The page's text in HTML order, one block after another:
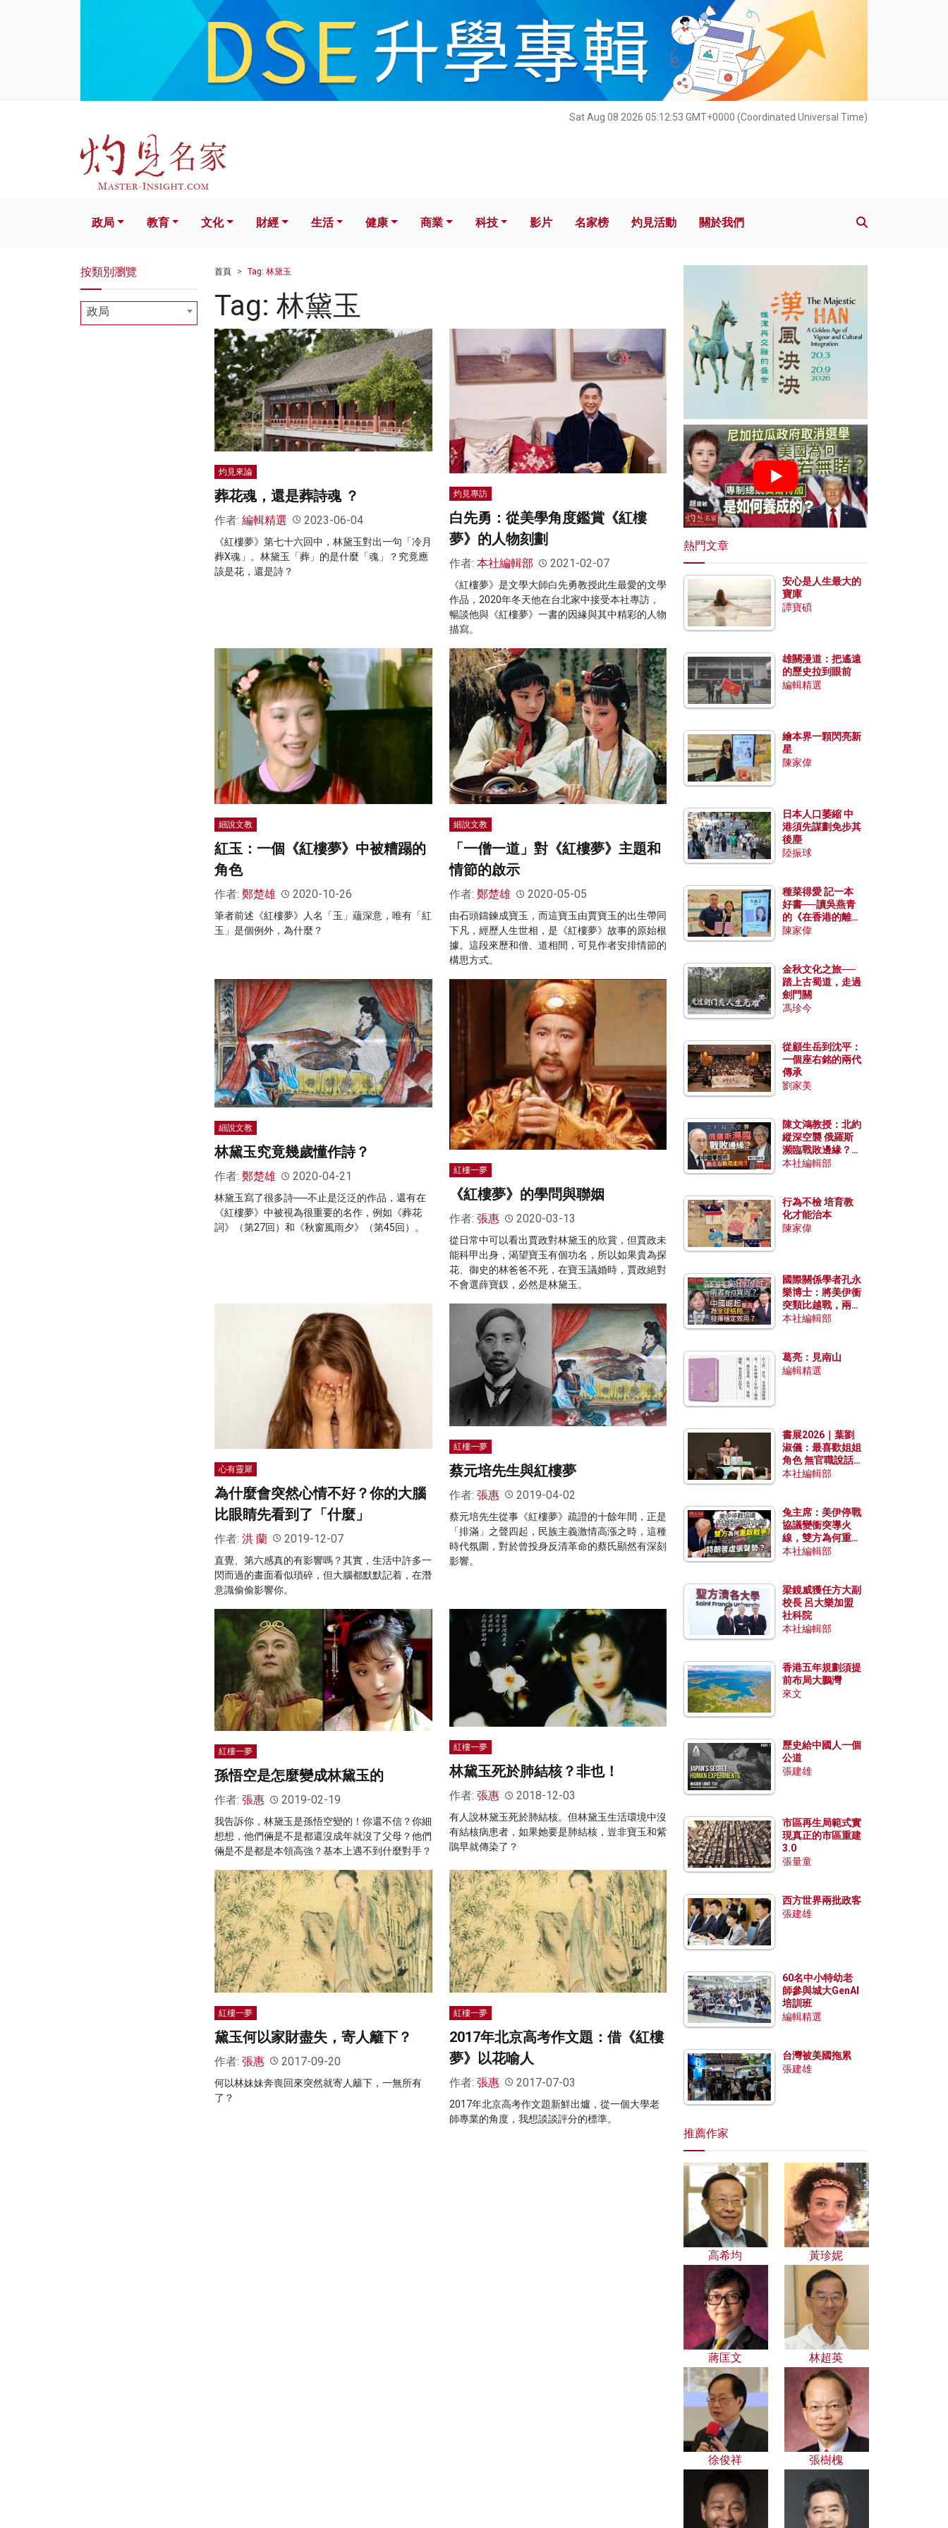
Sat Aug 08 2026 05:12:54 GMT+0000 (Coordinated Universal Time)
文化 財經 生活 健康 科技 影片 名家榜 灼見活動 關於我們
政局 教育 文化 財經 生活 健康 商業 科技 影片 名家榜 灼見活動 關於我們
首頁 Tag: 林黛玉
Tag: 林黛玉
灼見來論
葬花魂，還是葬詩魂 ？
作者: 編輯精選 2023-06-04
《紅樓夢》第七十六回中，林黛玉對出一句「冷月
葬X魂」。林黛玉「葬」的是什麼「魂」？究竟應
該是花，還是詩？
灼見專訪
白先勇：從美學角度鑑賞《紅樓
夢》的人物刻劃
作者: 本社編輯部 2021-02-07
《紅樓夢》是文學大師白先勇教授此生最愛的文學
作品，2020年冬天他在台北家中接受本社專訪，
暢談他與《紅樓夢》一書的因緣與其中精彩的人物
描寫。
細說文教
紅玉：一個《紅樓夢》中被糟蹋的
角色
作者: 鄭楚雄 2020-10-26
筆者前述《紅樓夢》人名「玉」蘊深意，唯有「紅
玉」是個例外，為什麼？
細說文教
「一僧一道」對《紅樓夢》主題和
情節的啟示
作者: 鄭楚雄 2020-05-05
由石頭鑄鍊成寶玉，而這寶玉由賈寶玉的出生帶同
下凡，經歷人生世相，是《紅樓夢》故事的原始根
據。這段來歷和僧、道相間，可見作者安排情節的
構思方式。
細說文教
林黛玉究竟幾歲懂作詩？
作者: 鄭楚雄 2020-04-21
林黛玉寫了很多詩──不止是泛泛的作品，還有在
《紅樓夢》中被視為很重要的名作，例如《葬花
詞》（第27回）和《秋窗風雨夕》（第45回）。
紅樓一夢
《紅樓夢》的學問與聯姻
作者: 張惠 2020-03-13
從日常中可以看出賈政對林黛玉的欣賞，但賈政未
能科甲出身，渴望寶玉有個功名，所以如果貴為探
花、御史的林爸爸不死，在寶玉議婚時，賈政絕對
不會選薛寶釵，必然是林黛玉。
心有靈犀
為什麼會突然心情不好？你的大腦
比眼睛先看到了「什麼」
作者: 洪 蘭 2019-12-07
直覺、第六感真的有影響嗎？其實，生活中許多一
閃而過的畫面看似瑣碎，但大腦都默默記着，在潛
意識偷偷影響你。
紅樓一夢
蔡元培先生與紅樓夢
作者: 張惠 2019-04-02
蔡元培先生從事《紅樓夢》疏證的十餘年間，正是
「排滿」之聲四起，民族主義激情高漲之時，這種
時代氛圍，對於曾投身反清革命的蔡氏顯然有深刻
影響。
紅樓一夢
孫悟空是怎麼變成林黛玉的
作者: 張惠 2019-02-19
我告訴你，林黛玉是孫悟空變的！你還不信？你細
想想，他們倆是不是都還沒成年就沒了父母？他們
倆是不是都是本領高強？基本上遇不到什麼對手？
紅樓一夢
林黛玉死於肺結核？非也！
作者: 張惠 2018-12-03
有人說林黛玉死於肺結核。但林黛玉生活環境中沒
有結核病患者，如果她要是肺結核，豈非寶玉和紫
鵑早就傳染了？
紅樓一夢
黛玉何以家財盡失，寄人籬下？
作者: 張惠 2017-09-20
何以林妹妹奔喪回來突然就寄人籬下，一無所有
了？
紅樓一夢
2017年北京高考作文題：借《紅樓
夢》以花喻人
作者: 張惠 2017-07-03
2017年北京高考作文題新鮮出爐，從一個大學老
師專業的角度，我想談談評分的標準。
按類別瀏覽
政局
熱門文章
安心是人生最大的
寶庫
譚寶碩
雄關漫道：把遙遠
的歷史拉到眼前
編輯精選
繪本界一顆閃亮新
星
陳家偉
日本人口萎縮 中
港須先謀劃免步其
後塵
陸振球
種菜得愛 記一本
好書──讀吳燕青
的《在香港的離島
種菜》
陳家偉
金秋文化之旅──
踏上古蜀道，走過
劍門關
馮珍今
從顧生岳到沈平：
一個座右銘的兩代
傳承
劉家美
陳文鴻教授：北約
縱深空襲 俄羅斯
瀕臨戰敗邊緣？中
國零部件能左右戰
本社編輯部
行為不檢 培育教
化才能治本
陳家偉
國際關係學者孔永
樂博士：將美伊衝
突類比越戰，兩者
有何異同？中國崛
本社編輯部
葛亮：見南山
編輯精選
書展2026｜葉劉
淑儀：最喜歡姐姐
角色 無官職說話
包袱少
本社編輯部
兔主席：美伊停戰
協議變衝突導火
線，雙方為何重啟
戰爭？伊朗一早洞
本社編輯部
梁鏡威獲任方大副
校長 呂大樂加盟
社科院
本社編輯部
香港五年規劃須提
前布局大鵬灣
來文
歷史給中國人一個
公道
張建雄
市區再生局範式實
現真正的市區重建
3.0
張量童
西方世界兩批政客
張建雄
60名中小特幼老
師參與城大GenAI
培訓班
編輯精選
台灣被美國拖累
張建雄
推薦作家
高希均 黃珍妮
蔣匡文 林超英
徐俊祥 張樹槐